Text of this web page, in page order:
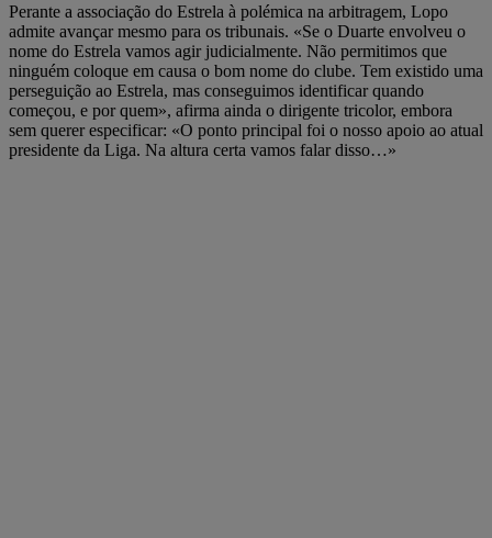
Perante a associação do Estrela à polémica na arbitragem, Lopo
admite avançar mesmo para os tribunais. «Se o Duarte envolveu o
nome do Estrela vamos agir judicialmente. Não permitimos que
ninguém coloque em causa o bom nome do clube. Tem existido uma
perseguição ao Estrela, mas conseguimos identificar quando
começou, e por quem», afirma ainda o dirigente tricolor, embora
sem querer especificar: «O ponto principal foi o nosso apoio ao atual
presidente da Liga. Na altura certa vamos falar disso…»